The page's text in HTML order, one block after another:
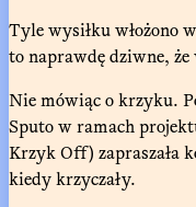
Tyle wysiłku włożono
to naprawdę dziwne,
Nie mówiąc o krzyku.
Sputo w ramach
Krzyk Off) zapraszała
kiedy krzyczały.